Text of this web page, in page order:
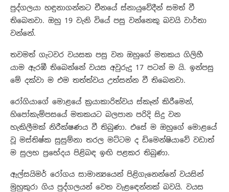
පුද්ගලයා හඳුනාගන්නට චීනයේ ස්නායුවේදීන් සමත් වී
තිබෙනවා. ඔහු 19 වැනි වියේ පසු වන්නෙකු බවයි වාර්තා
වන්නේ.
තවමත් ගැටවර වයසක පසු වන ඔහුගේ මතකය ගිලිහී
යාම ඇරඹී තිබෙන්නේ වයස අවුරුදු 17 පටන් ම යි. ඉන්පසු
මේ දක්වා ම එම තත්ත්වය උත්සන්න වී තිබෙනවා.
රෝගියාගේ මොළයේ ක්‍රයාකාරිත්වය ස්කෑන් කිරීමෙන්,
හිපෝකැම්පසයේ මතකයට බලපාන පරිදි සිදු වන
හැකිලීමක් නිරීක්ෂණය වී තිබුණා. එසේ ම ඔහුගේ මොළයේ
වූ මස්තිෂ්ක සුසුම්නා තරල මට්ටම ද ඩිමෙන්ෂියාවේ වඩාත්
ම සුලභ ප්‍රභේදය පිළිබඳ ඉඟි පළකර තිබුණා.
ඇල්සයිමර් රෝගය සාමාන්‍යයෙන් පිළිගැනෙන්නේ වයසින්
මුහුකුරා ගිය පුද්ගලයන් වෙත වැළඳෙන්නක් බවයි. වයස